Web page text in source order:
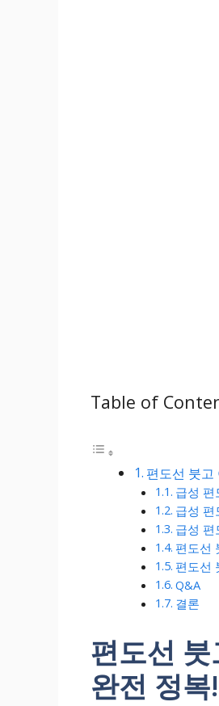
Table of
편도선 붓고
급성 편
급성 편
급성 편
편도선
편도선
Q&A
결론
편도선
완전 정복!